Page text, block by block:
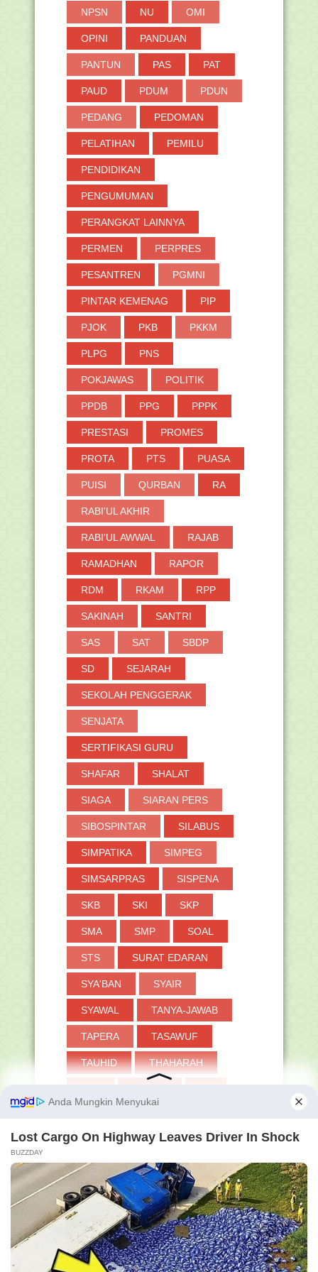
2020(574)
►2019(691)
►2018(264)
2017(371)
2016 (2)
NPSN NU OMI
OPINI PANDUAN
PANTUN PAS PAT
PAUD PDUM PDUN
PEDANG PEDOMAN
PELATIHAN PEMILU
PENDIDIKAN
PENGUMUMAN
PERANGKAT LAINNYA
PERMEN PERPRES
PESANTREN PGMNI
PINTAR KEMENAG PIP
PJOK PKB PKKM
PLPG PNS
POKJAWAS POLITIK
PPDB PPG PPPK
PRESTASI PROMES
PROTA PTS PUASA
PUISI QURBAN RA
RABI'UL AKHIR
RABI'UL AWWAL RAJAB
RAMADHAN RAPOR
RDM RKAM RPP
SAKINAH SANTRI
SAS SAT SBDP
SD SEJARAH
SEKOLAH PENGGERAK
SENJATA
SERTIFIKASI GURU
SHAFAR SHALAT
SIAGA SIARAN PERS
SIBOSPINTAR SILABUS
SIMPATIKA SIMPEG
SIMSARPRAS SISPENA
SKB SKI SKP
SMA SMP SOAL
STS SURAT EDARAN
SYA'BAN SYAIR
SYAWAL TANYA-JAWAB
TAPERA TASAWUF
TAUHID THAHARAH
TWIBBON UAMBN-BK
UJIAN UKKJ UMRAH
UMUM VERVAL PD
WUDHU ZAKAT